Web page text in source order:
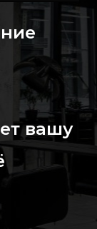
вашу